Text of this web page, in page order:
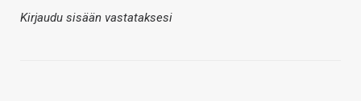
Kirjaudu sisään vastataksesi